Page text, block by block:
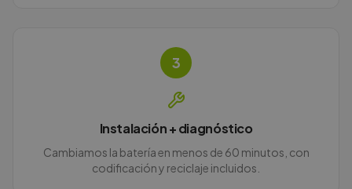
3
Instalación + diagnóstico
Cambiamos la batería en menos de 60 minutos, con
codificación y reciclaje incluidos.